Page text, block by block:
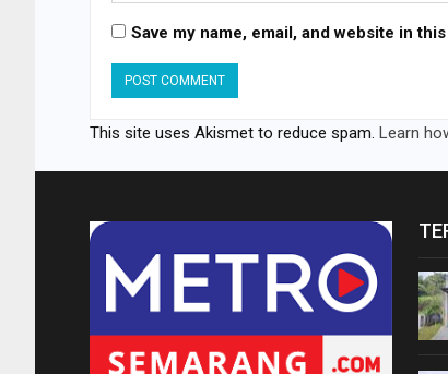
Save my name, email, and website in
This site uses Akismet to reduce spam. Learn